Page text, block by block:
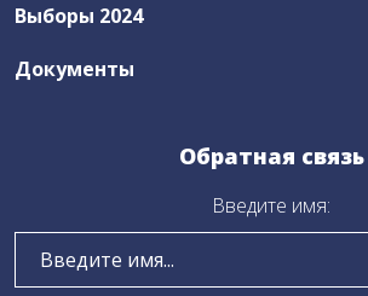
Часто задаваемые вопросы
Заказ электронного пропуска
Бережливое управление
Нормативные документы
Локальные акты
Выборы 2024
Документы
Обратная связь
Введите имя: